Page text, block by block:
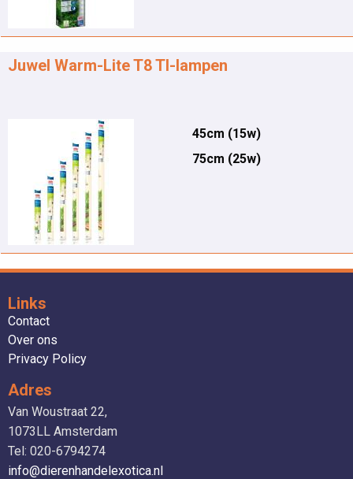
Juwel Warm-Lite T8 Tl-lampen
45cm (15w)
75cm (25w)
Links
Contact
Over ons
Privacy Policy
Adres
Van Woustraat 22,
1073LL Amsterdam
Tel: 020-6794274
info@dierenhandelexotica.nl